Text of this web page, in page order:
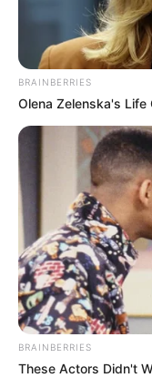
BRAINBERRIES
Olena Zelenska's
BRAINBERRIES
These Actors Didn't